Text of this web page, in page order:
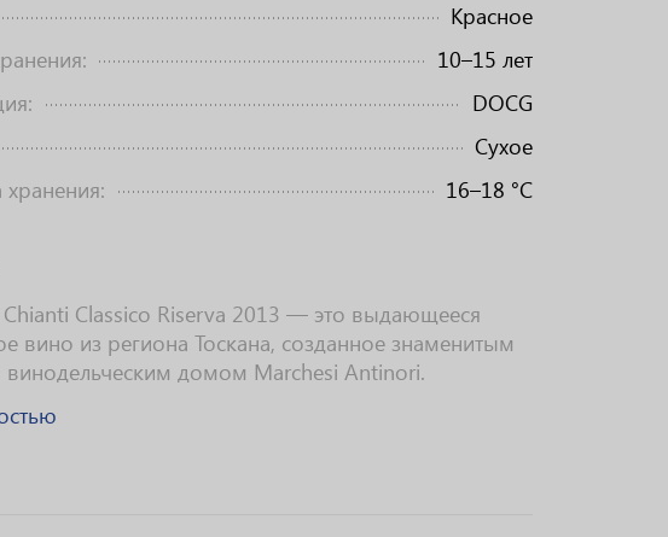
Красное
10–15 лет
DOCG
Сухое
хранения:
16–18 °C
Classico Riserva 2013 — это выдающееся
вино из региона Тоскана, созданное знаменитым
винодельческим домом Marchesi Antinori.